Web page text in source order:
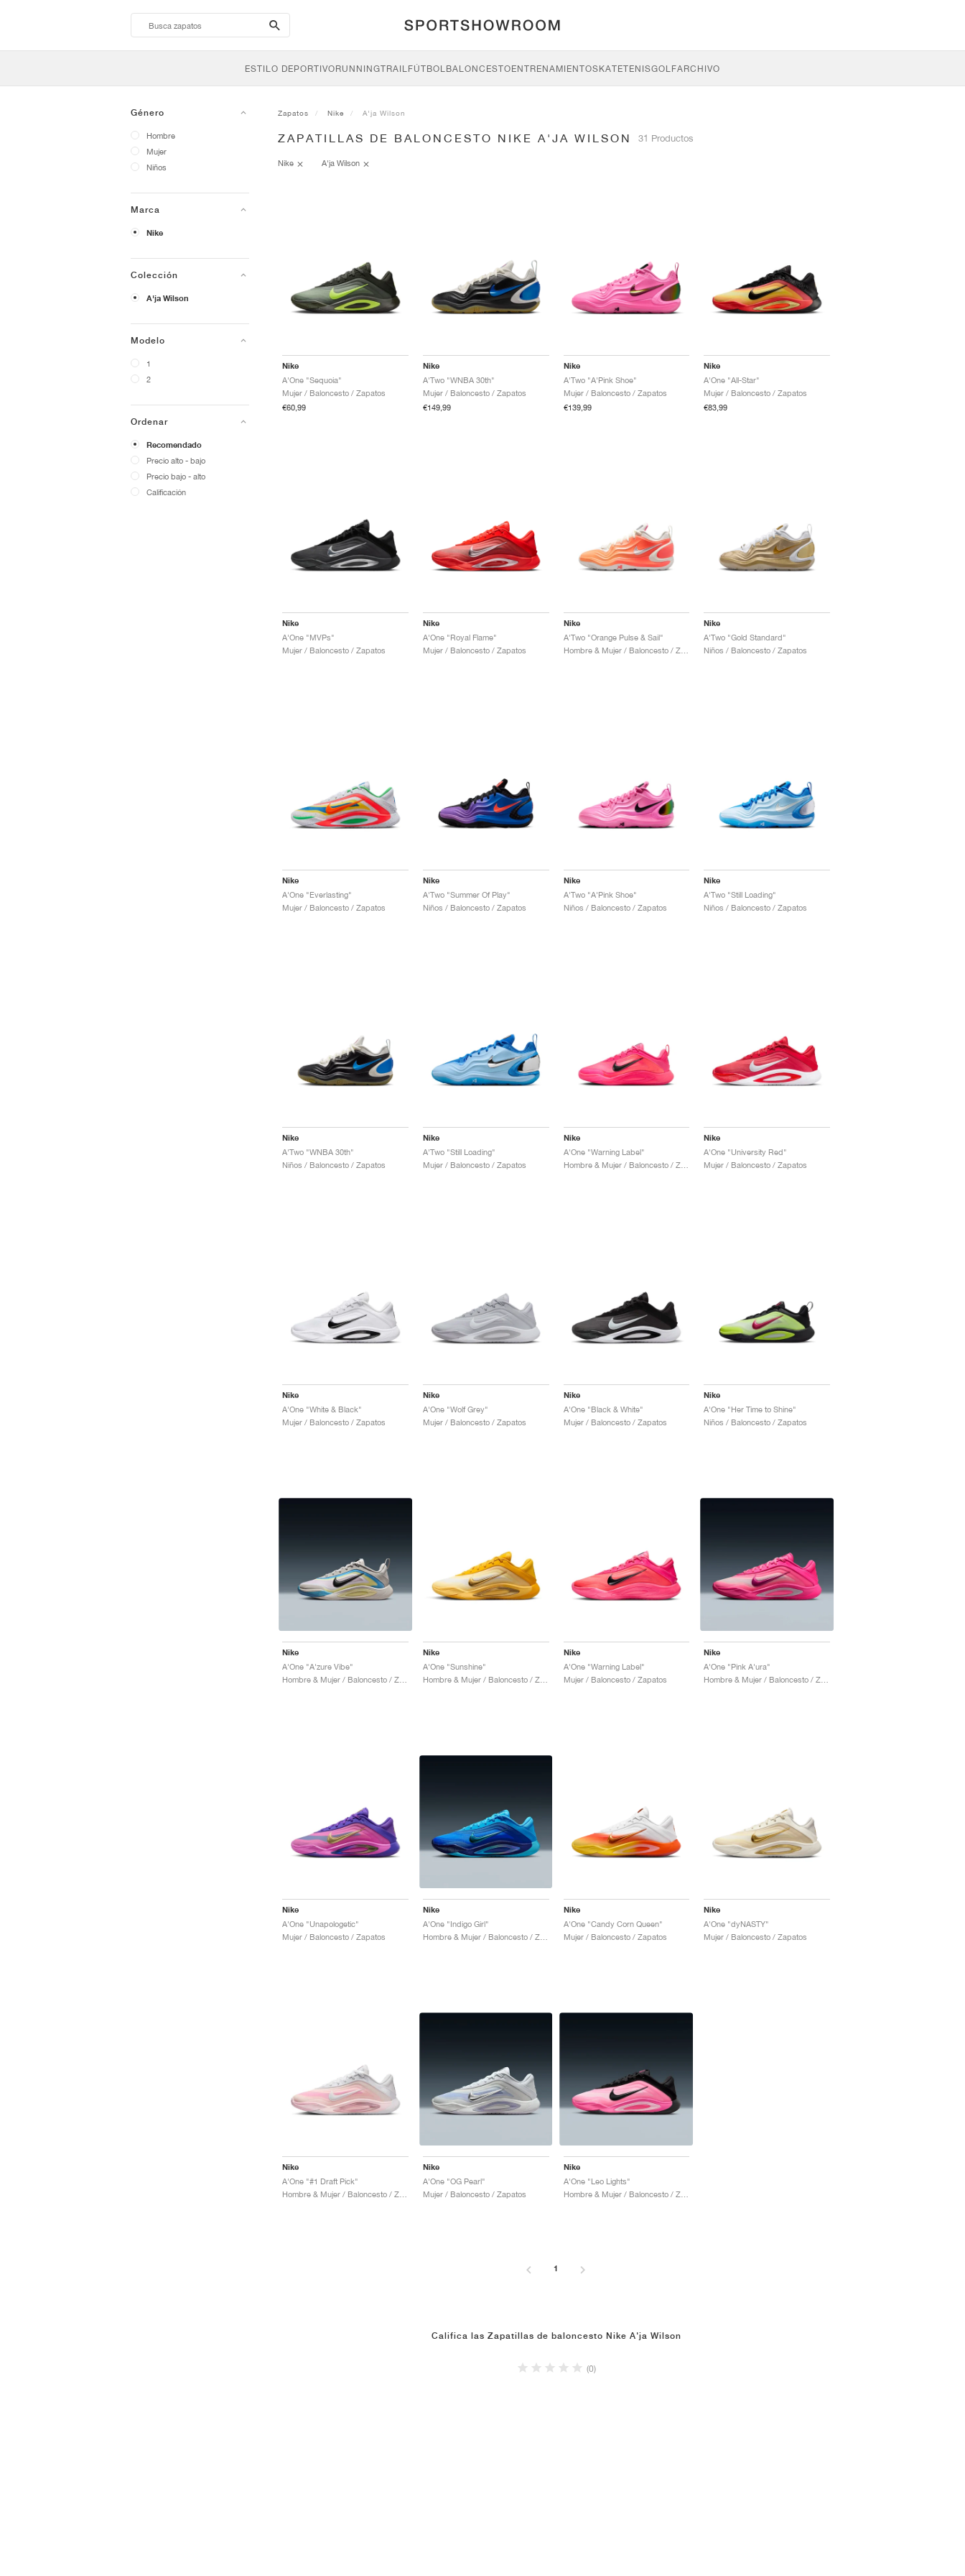
search-
btn
ESTILO DEPORTIVORUNNINGTRAILFÚTBOLBALONCESTOENTRENAMIENTOSKATETENISGOLFARCHIVO
Género
Hombre
Mujer
Niños
Marca
Nike
Colección
A'ja Wilson
Modelo
1
2
Ordenar
Recomendado
Precio alto - bajo
Precio bajo - alto
Calificación
Zapatos Nike A'ja Wilson
ZAPATILLAS DE BALONCESTO NIKE A'JA WILSON 31 Productos
Nike A'ja Wilson
Nike
A'One "Sequoia"
Mujer / Baloncesto / Zapatos
€60,99
Nike
A'Two "WNBA 30th"
Mujer / Baloncesto / Zapatos
€149,99
Nike
A'Two "A'Pink Shoe"
Mujer / Baloncesto / Zapatos
€139,99
Nike
A'One "All-Star"
Mujer / Baloncesto / Zapatos
€83,99
Nike
A'One "MVPs"
Mujer / Baloncesto / Zapatos
Nike
A'One "Royal Flame"
Mujer / Baloncesto / Zapatos
Nike
A'Two "Orange Pulse & Sail"
Hombre & Mujer / Baloncesto / Zapatos
Nike
A'Two "Gold Standard"
Niños / Baloncesto / Zapatos
Nike
A'One "Everlasting"
Mujer / Baloncesto / Zapatos
Nike
A'Two "Summer Of Play"
Niños / Baloncesto / Zapatos
Nike
A'Two "A'Pink Shoe"
Niños / Baloncesto / Zapatos
Nike
A'Two "Still Loading"
Niños / Baloncesto / Zapatos
Nike
A'Two "WNBA 30th"
Niños / Baloncesto / Zapatos
Nike
A'Two "Still Loading"
Mujer / Baloncesto / Zapatos
Nike
A'One "Warning Label"
Hombre & Mujer / Baloncesto / Zapatos
Nike
A'One "University Red"
Mujer / Baloncesto / Zapatos
Nike
A'One "White & Black"
Mujer / Baloncesto / Zapatos
Nike
A'One "Wolf Grey"
Mujer / Baloncesto / Zapatos
Nike
A'One "Black & White"
Mujer / Baloncesto / Zapatos
Nike
A'One "Her Time to Shine"
Niños / Baloncesto / Zapatos
Nike
A'One "A'zure Vibe"
Nike
A'One "Sunshine"
Hombre & Mujer / Baloncesto / Zapatos
Nike
A'One "Warning Label"
Mujer / Baloncesto / Zapatos
Nike
A'One "Pink A'ura"
Nike
A'One "Unapologetic"
Mujer / Baloncesto / Zapatos
Nike
A'One "Indigo Girl"
Hombre & Mujer / Baloncesto / Zapatos
Nike
A'One "Candy Corn Queen"
Mujer / Baloncesto / Zapatos
Nike
A'One "dyNASTY"
Mujer / Baloncesto / Zapatos
Nike
A'One "#1 Draft Pick"
Nike
A'One "OG Pearl"
Mujer / Baloncesto / Zapatos
Nike
A'One "Leo Lights"
Hombre & Mujer / Baloncesto / Zapatos
1
Califica las Zapatillas de baloncesto Nike A'ja Wilson
(0)